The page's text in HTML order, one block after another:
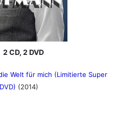
2 CD, 2 DVD
Welt für mich (Limitierte Super
(2014)